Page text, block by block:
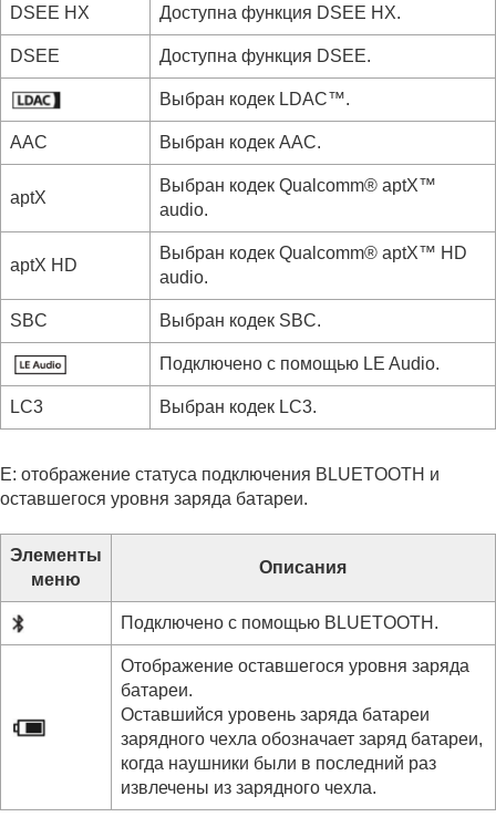
DSEE HX Доступна функция DSEE HX.
DSEE Доступна функция DSEE.
Выбран кодек LDAC™.
AAC Выбран кодек AAC.
aptX
Выбран кодек Qualcomm® aptX™
audio.
aptX HD
Выбран кодек Qualcomm® aptX™ HD
audio.
SBC Выбран кодек SBC.
Подключено с помощью LE Audio.
LC3 Выбран кодек LC3.
E: отображение статуса подключения BLUETOOTH и
оставшегося уровня заряда батареи.
Элементы
меню
Описания
Подключено с помощью BLUETOOTH .
Отображение оставшегося уровня заряда
батареи.
Оставшийся уровень заряда батареи
зарядного чехла обозначает заряд батареи,
когда наушники были в последний раз
извлечены из зарядного чехла.